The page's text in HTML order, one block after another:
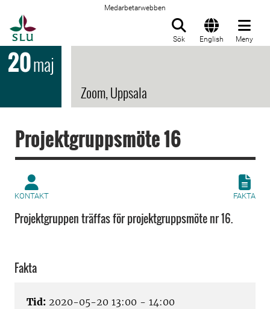
Medarbetarwebben
Sök English Meny
20maj
Zoom, Uppsala
Projektgruppsmöte 16
KONTAKT FAKTA
Projektgruppen träffas för projektgruppsmöte nr 16.
Fakta
Tid: 2020-05-20 13:00 - 14:00